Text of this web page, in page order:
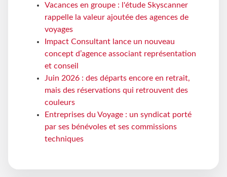
Vacances en groupe : l'étude Skyscanner
rappelle la valeur ajoutée des agences de
voyages
Impact Consultant lance un nouveau
concept d’agence associant représentation
et conseil
Juin 2026 : des départs encore en retrait,
mais des réservations qui retrouvent des
couleurs
Entreprises du Voyage : un syndicat porté
par ses bénévoles et ses commissions
techniques